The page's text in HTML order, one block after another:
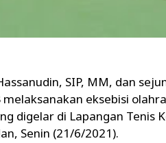
SIP, MM, dan
eksebisi
digelar di Lapangan Tenis
Senin (21/6/2021).